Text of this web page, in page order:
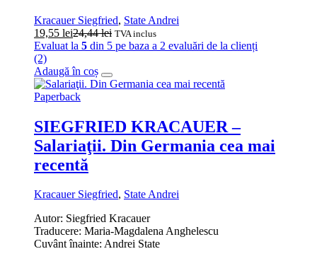
Kracauer Siegfried, State Andrei
19,55 lei24,44lei TVA inclus
Evaluat la 5 din 5 pe baza a 2 evaluări de la clienți
(2)
Adaugă în coș
Paperback
SIEGFRIED KRACAUER –
Salariaţii. Din Germania cea mai
recentă
Kracauer Siegfried, State Andrei
Autor: Siegfried Kracauer
Traducere: Maria-Magdalena Anghelescu
Cuvânt înainte: Andrei State